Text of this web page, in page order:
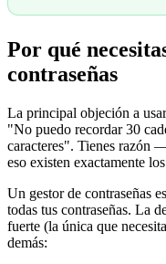
Por qué
contraseñas
La principal objeción a
"No puedo recordar 30
caracteres". Tienes razón
eso existen exactamente
Un gestor de contraseñas
todas tus contraseñas. La
fuerte (la única que
demás: